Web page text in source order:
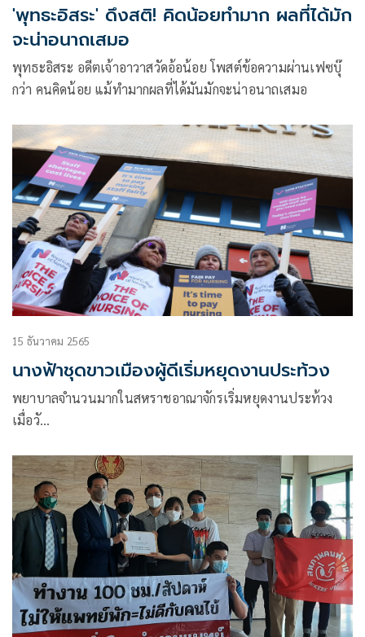
'พุทธะอิสระ' ดึงสติ! คิดน้อยทำมาก ผลที่ได้มัก
จะน่าอนาถเสมอ
พุทธะอิสระ อดีตเจ้าอาวาสวัดอ้อน้อย โพสต์ข้อความผ่านเฟซบุ๊
กว่า คนคิดน้อย แม้ทำมากผลที่ได้มันมักจะน่าอนาถเสมอ
15 ธันวาคม 2565
นางฟ้าชุดขาวเมืองผู้ดีเริ่มหยุดงานประท้วง
พยาบาลจำนวนมากในสหราชอาณาจักรเริ่มหยุดงานประท้วง
เมื่อวั…